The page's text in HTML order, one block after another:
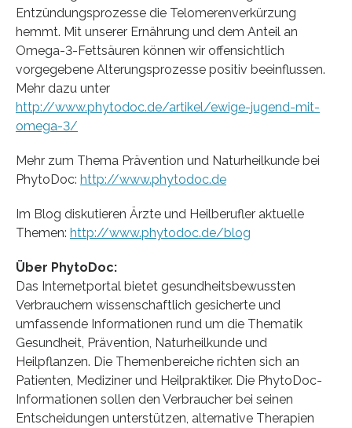
Entzündungsprozesse die Telomerenverkürzung
hemmt. Mit unserer Ernährung und dem Anteil an
Omega-3-Fettsäuren können wir offensichtlich
vorgegebene Alterungsprozesse positiv beeinflussen.
Mehr dazu unter
http://www.phytodoc.de/artikel/ewige-jugend-mit-
omega-3/
Mehr zum Thema Prävention und Naturheilkunde bei
PhytoDoc: http://www.phytodoc.de
Im Blog diskutieren Ärzte und Heilberufler aktuelle
Themen: http://www.phytodoc.de/blog
Über PhytoDoc:
Das Internetportal bietet gesundheitsbewussten
Verbrauchern wissenschaftlich gesicherte und
umfassende Informationen rund um die Thematik
Gesundheit, Prävention, Naturheilkunde und
Heilpflanzen. Die Themenbereiche richten sich an
Patienten, Mediziner und Heilpraktiker. Die PhytoDoc-
Informationen sollen den Verbraucher bei seinen
Entscheidungen unterstützen, alternative Therapien